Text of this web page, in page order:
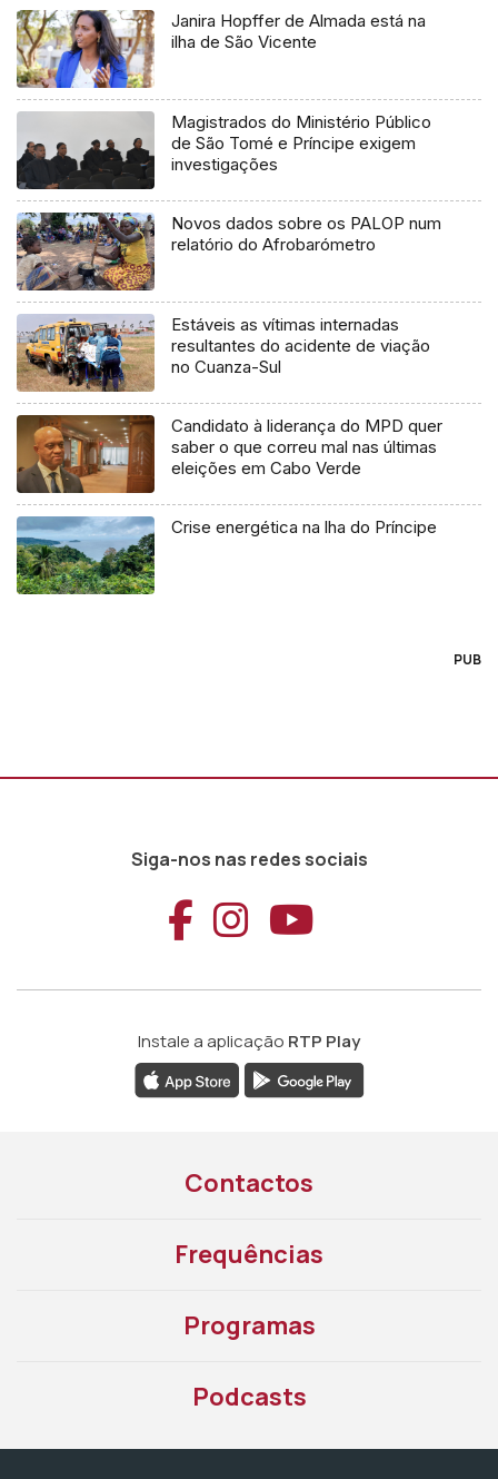
Janira Hopffer de Almada está na
ilha de São Vicente
Magistrados do Ministério Público
de São Tomé e Príncipe exigem
investigações
Novos dados sobre os PALOP num
relatório do Afrobarómetro
Estáveis as vítimas internadas
resultantes do acidente de viação
no Cuanza-Sul
Candidato à liderança do MPD quer
saber o que correu mal nas últimas
eleições em Cabo Verde
Crise energética na lha do Príncipe
PUB
Siga-nos nas redes sociais
Aceder ao
Aceder ao
Aceder
Instale a aplicação RTP Play
Contactos
Frequências
Programas
Podcasts